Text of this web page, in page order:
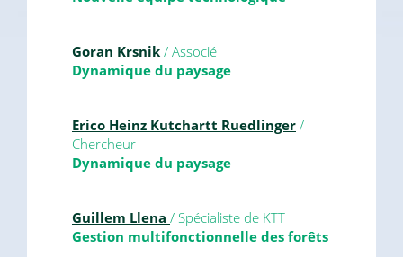
Goran Krsnik / Associé
Dynamique du paysage
Erico Heinz Kutchartt Ruedlinger /
Chercheur
Dynamique du paysage
Guillem Llena / Spécialiste de KTT
Gestion multifonctionnelle des forêts